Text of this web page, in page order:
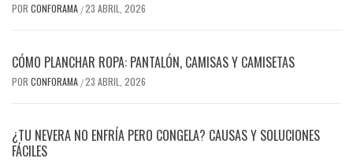
POR CONFORAMA /23 ABRIL, 2026
CÓMO PLANCHAR ROPA: PANTALÓN, CAMISAS Y CAMISETAS
POR CONFORAMA /23 ABRIL, 2026
¿TU NEVERA NO ENFRÍA PERO CONGELA? CAUSAS Y SOLUCIONES
FÁCILES